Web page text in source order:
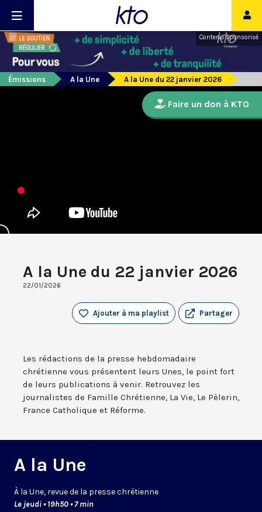
Contenu sponsorisé
Émissions A la Une A la Une du 22 janvier 2026
A la Une du 22 janvier 2026
22/01/2026
Partager
Ajouter à ma playlist
Les rédactions de la presse hebdomadaire
chrétienne vous présentent leurs Unes, le point fort
de leurs publications à venir. Retrouvez les
journalistes de Famille Chrétienne, La Vie, Le Pèlerin,
France Catholique et Réforme.
A la Une
À la Une, revue de la presse chrétienne
Le jeudi • 19h50 • 7 min
Faire un don à KTO